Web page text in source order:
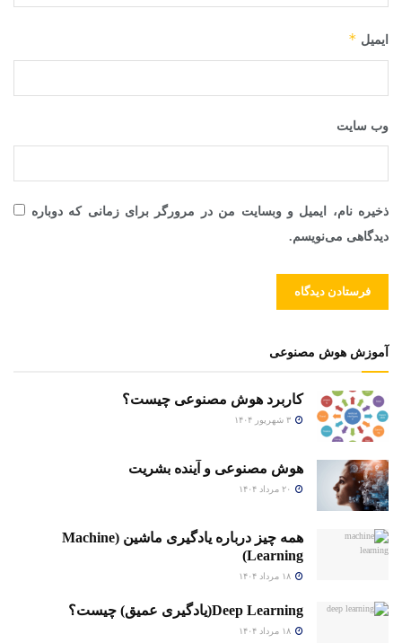
ایمیل *
وب‌ سایت
ذخیره نام، ایمیل و وبسایت من در مرورگر برای زمانی که دوباره
دیدگاهی می‌نویسم.
آموزش هوش مصنوعی
کاربرد هوش مصنوعی چیست؟
هوش مصنوعی و آینده بشریت
همه چیز درباره یادگیری ماشین (Machine
Learning)
Deep Learning(یادگیری عمیق) چیست؟